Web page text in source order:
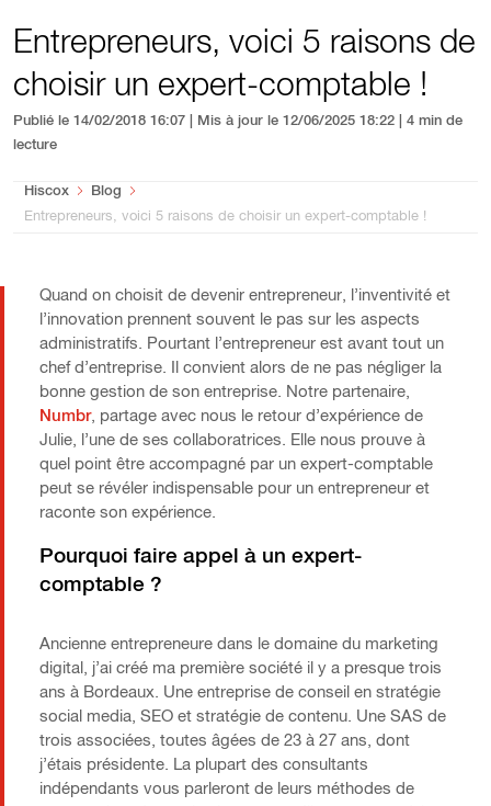
Entrepreneurs, voici 5 raisons de
choisir un expert-comptable !
Publié le 14/02/2018 16:07 | Mis à jour le 12/06/2025 18:22
| 4 min de
lecture
You are here:
Hiscox
Blog
Entrepreneurs, voici 5 raisons de choisir un expert-comptable !
Quand on choisit de devenir entrepreneur, l’inventivité et
l’innovation prennent souvent le pas sur les aspects
administratifs. Pourtant l’entrepreneur est avant tout un
chef d’entreprise. Il convient alors de ne pas négliger la
bonne gestion de son entreprise. Notre partenaire,
Numbr, partage avec nous le retour d’expérience de
Julie, l’une de ses collaboratrices. Elle nous prouve à
quel point être accompagné par un expert-comptable
peut se révéler indispensable pour un entrepreneur et
raconte son expérience.
Pourquoi faire appel à un expert-
comptable ?
Ancienne entrepreneure dans le domaine du marketing
digital, j’ai créé ma première société il y a presque trois
ans à Bordeaux. Une entreprise de conseil en stratégie
social media, SEO et stratégie de contenu. Une SAS de
trois associées, toutes âgées de 23 à 27 ans, dont
j’étais présidente. La plupart des consultants
indépendants vous parleront de leurs méthodes de